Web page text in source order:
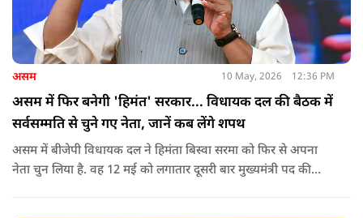
असम 10 May, 2026 12:36 PM
असम में फिर बनेगी 'हिमंत' सरकार... विधायक दल की बैठक में
सर्वसम्मति से चुने गए नेता, जानें कब लेंगे शपथ
असम में बीजेपी विधायक दल ने हिमंता बिस्वा सरमा को फिर से अपना
नेता चुन लिया है. वह 12 मई को लगातार दूसरी बार मुख्यमंत्री पद की